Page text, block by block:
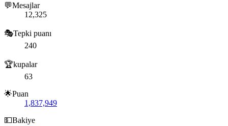
💬Mesajlar
12,325
🎭Tepki puanı
240
🏆kupalar
63
🌟Puan
1,837,949
💵Bakiye